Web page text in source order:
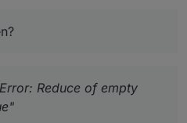
error	at change
Reduce of empty